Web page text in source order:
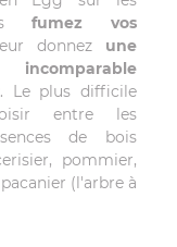
fumez vos
donnez une
. Le plus difficile
entre les
de bois
pommier,
(l'arbre à